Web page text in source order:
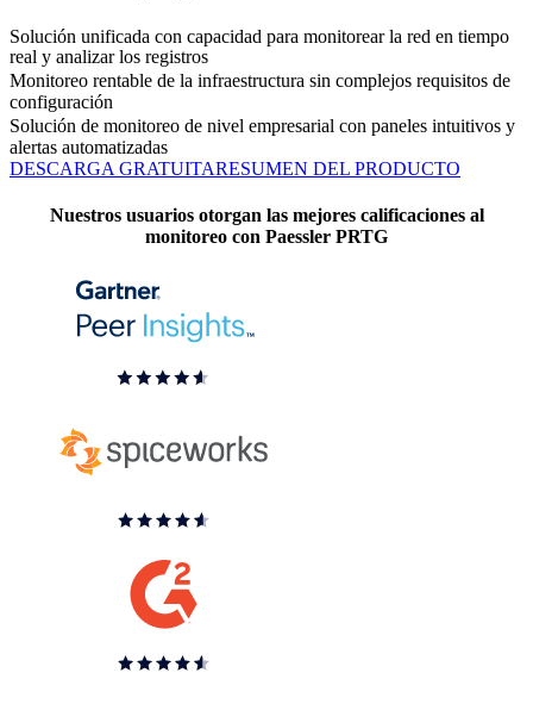
Solución unificada con capacidad para monitorear la red en tiempo
real y analizar los registros
Monitoreo rentable de la infraestructura sin complejos requisitos de
configuración
Solución de monitoreo de nivel empresarial con paneles intuitivos y
alertas automatizadas
DESCARGA GRATUITARESUMEN DEL PRODUCTO
Nuestros usuarios otorgan las mejores calificaciones al
monitoreo con Paessler PRTG